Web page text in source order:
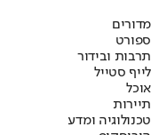
מדורים
ספורט
תרבות ובידור
לייף סטייל
אוכל
תיירות
טכנולוגיה ומדע